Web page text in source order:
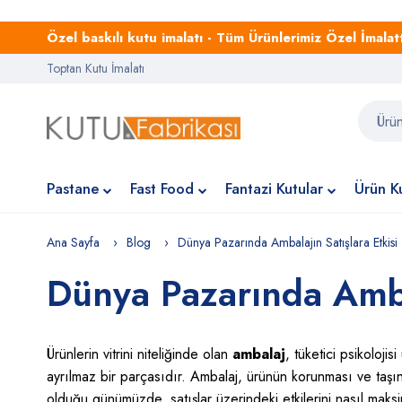
Özel baskılı kutu imalatı - Tüm Ürünlerimiz Özel
Toptan Kutu İmalatı
Pastane Fast Food Fantazi Kutular Ürün
Ana Sayfa Blog Dünya Pazarında Ambalajın Satışlara Etkisi
Dünya Pazarında
Ürünlerin vitrini niteliğinde olan ambalaj, tüketici
ayrılmaz bir parçasıdır. Ambalaj, ürünün korunması ve